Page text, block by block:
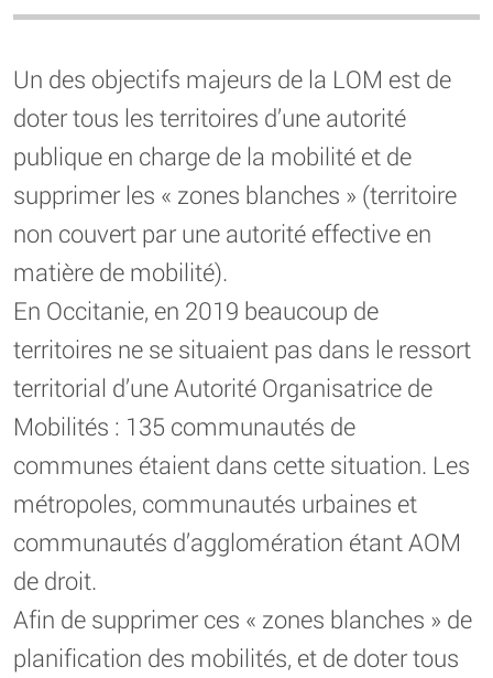
Un des objectifs majeurs de la LOM est de
doter tous les territoires d’une autorité
publique en charge de la mobilité et de
supprimer les « zones blanches » (territoire
non couvert par une autorité effective en
matière de mobilité).
En Occitanie, en 2019 beaucoup de
territoires ne se situaient pas dans le ressort
territorial d’une Autorité Organisatrice de
Mobilités : 135 communautés de
communes étaient dans cette situation. Les
métropoles, communautés urbaines et
communautés d’agglomération étant AOM
de droit.
Afin de supprimer ces « zones blanches » de
planification des mobilités, et de doter tous